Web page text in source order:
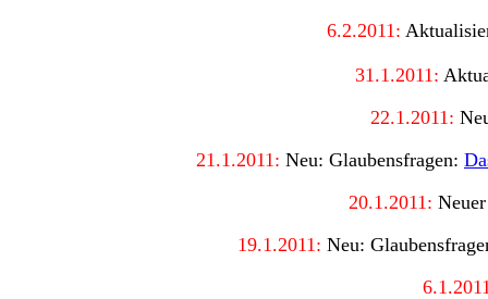
6.2.2011:
31.1.2011:
22.1.2011:
21.1.2011: Neu: Glaubensfragen:
20.1.2011:
19.1.2011: Neu:
6